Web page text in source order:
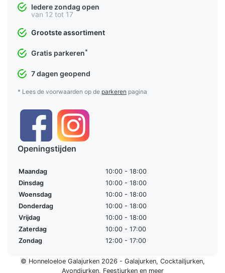
Iedere zondag open
van 12 tot 17
Grootste assortiment
Gratis parkeren*
7 dagen geopend
* Lees de voorwaarden op de parkeren pagina
Openingstijden
Maandag
10:00 - 18:00
Dinsdag
10:00 - 18:00
Woensdag
10:00 - 18:00
Donderdag
10:00 - 18:00
Vrijdag
10:00 - 18:00
Zaterdag
10:00 - 17:00
Zondag
12:00 - 17:00
© Honneloeloe Galajurken 2026 - Galajurken, Cocktailjurken,
Avondjurken, Feestjurkenen meer